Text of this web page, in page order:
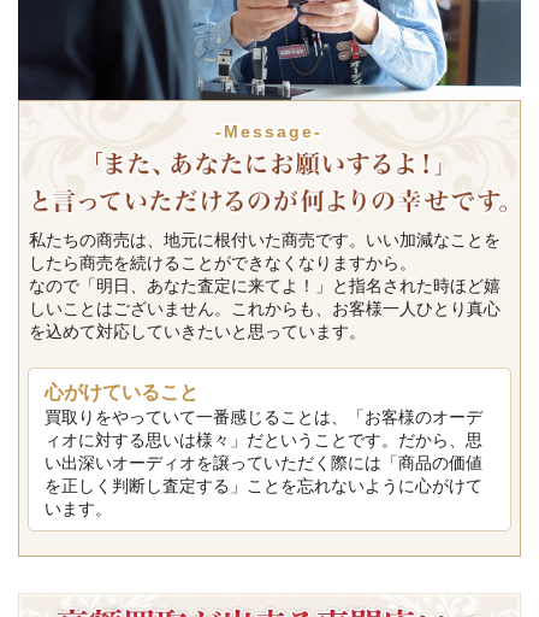
-Message-
私たちの商売は、地元に根付いた商売です。いい加減なことを
したら商売を続けることができなくなりますから。
なので「明日、あなた査定に来てよ！」と指名された時ほど嬉
しいことはございません。これからも、お客様一人ひとり真心
を込めて対応していきたいと思っています。
心がけていること
買取りをやっていて一番感じることは、「お客様のオーデ
ィオに対する思いは様々」だということです。だから、思
い出深いオーディオを譲っていただく際には「商品の価値
を正しく判断し査定する」ことを忘れないように心がけて
います。